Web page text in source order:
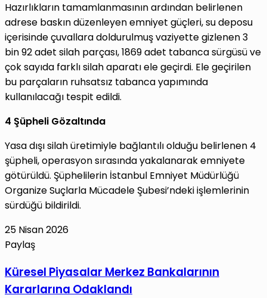
Hazırlıkların tamamlanmasının ardından belirlenen
adrese baskın düzenleyen emniyet güçleri, su deposu
içerisinde çuvallara doldurulmuş vaziyette gizlenen 3
bin 92 adet silah parçası, 1869 adet tabanca sürgüsü ve
çok sayıda farklı silah aparatı ele geçirdi. Ele geçirilen
bu parçaların ruhsatsız tabanca yapımında
kullanılacağı tespit edildi.
4 Şüpheli Gözaltında
Yasa dışı silah üretimiyle bağlantılı olduğu belirlenen 4
şüpheli, operasyon sırasında yakalanarak emniyete
götürüldü. Şüphelilerin İstanbul Emniyet Müdürlüğü
Organize Suçlarla Mücadele Şubesi’ndeki işlemlerinin
sürdüğü bildirildi.
25 Nisan 2026
Paylaş
Posta
ile
Küresel
Piyasalar
Küresel Piyasalar Merkez Bankalarının
Kararlarına Odaklandı